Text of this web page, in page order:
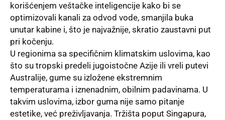
korišćenjem veštačke inteligencije kako bi se
optimizovali kanali za odvod vode, smanjila buka
unutar kabine i, što je najvažnije, skratio zaustavni put
pri kočenju.
U regionima sa specifičnim klimatskim uslovima, kao
što su tropski predeli jugoistočne Azije ili vreli putevi
Australije, gume su izložene ekstremnim
temperaturama i iznenadnim, obilnim padavinama. U
takvim uslovima, izbor guma nije samo pitanje
estetike, već preživljavanja. Tržišta poput Singapura,